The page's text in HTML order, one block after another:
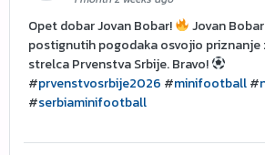
Opet dobar Jovan Bobar!
Jovan
postignutih pogodaka osvojio priznanje
strelca Prvenstva Srbije. Bravo!
#prvenstvosrbije2026 #minifootball#
#serbiaminifootball